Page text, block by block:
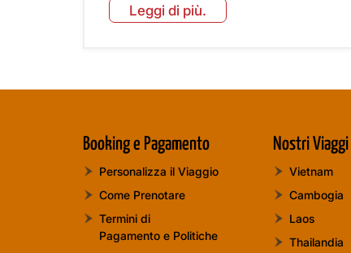
Leggi di più.
Booking e Pagamento
Personalizza il Viaggio
Come Prenotare
Termini di
Pagamento e Politiche
Nostri Viaggi
Vietnam
Cambogia
Laos
Thailandia